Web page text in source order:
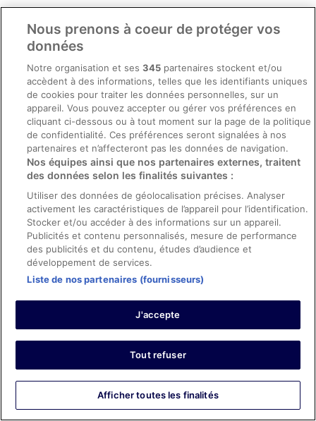
Les clients devront payer les frais suivants à l'hébergement :
Dépôt de garantie : 50 USD par hébergement, par nuit
Frais d'établissement : 62.30 USD par hébergement et par
nuit
Les frais d'établissement couvrent les prestations suivantes :
Accès au centre de fitness
Accès à la piscine
Nous affichons tous les frais que l'hébergement nous a fournis.
Afficher toutes les informations importantes
Avis sur l’hébergement
SAHARA Las Vegas
Avis
8,625 428 avis
d’après 15463 avis
des
voyageurs
(Bien),
Note
voyageurs
6 – Satisfaisant 2 424
des
Nous prenons à coeur de protéger vos
données
Notre organisation et ses345 partenaires stockent et/ou
accèdent à des informations, telles que les identifiants uniques
de cookies pour traiter les données personnelles, sur un
appareil. Vous pouvez accepter ou gérer vos préférences en
cliquant ci-dessous ou à tout moment sur la page de la politique
de confidentialité. Ces préférences seront signalées à nos
partenaires et n’affecteront pas les données de navigation.
Nos équipes ainsi que nos partenaires externes, traitent
des données selon les finalités suivantes :
Utiliser des données de géolocalisation précises. Analyser
activement les caractéristiques de l’appareil pour l’identification.
Stocker et/ou accéder à des informations sur un appareil.
Publicités et contenu personnalisés, mesure de performance
des publicités et du contenu, études d’audience et
développement de services.
Liste de nos partenaires (fournisseurs)
J'accepte
Tout refuser
Afficher toutes les finalités